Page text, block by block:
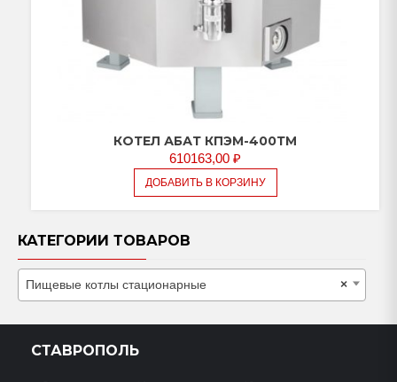
КОТЕЛ АБАТ КПЭМ-400ТМ
610163,00 ₽
ДОБАВИТЬ В КОРЗИНУ
КАТЕГОРИИ ТОВАРОВ
×
Пищевые котлы стационарные
СТАВРОПОЛЬ